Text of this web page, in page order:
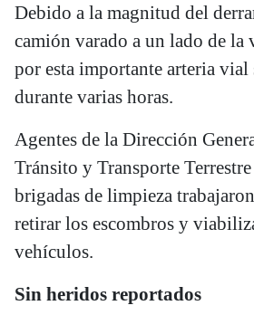
Debido a la magnitud del
camión varado a un lado de la
por esta importante arteria
durante varias horas.
Agentes de la Dirección
Tránsito y Transporte
brigadas de limpieza
retirar los escombros y
vehículos.
Sin heridos reportados